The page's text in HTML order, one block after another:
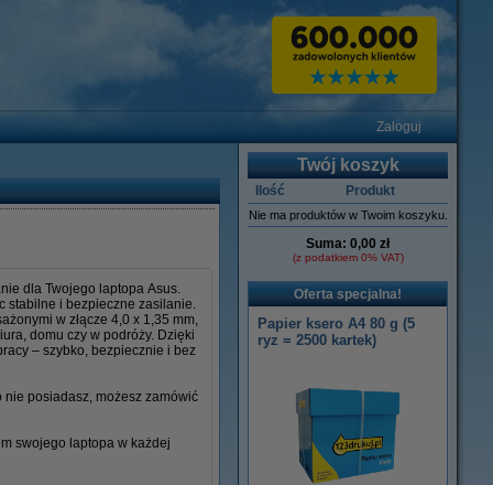
Zaloguj
dla Twojego laptopa Asus.
stabilne i bezpieczne zasilanie.
w złącze 4,0 x 1,35 mm,
domu czy w podróży. Dzięki
– szybko, bezpiecznie i bez
nie posiadasz, możesz zamówić
swojego laptopa w każdej
Twój koszyk
Ilość Produkt
Nie ma produktów w Twoim koszyku.
Suma: 0,00 zł
(z podatkiem 0% VAT)
Oferta specjalna!
Papier ksero A4 80 g (5
ryz = 2500 kartek)